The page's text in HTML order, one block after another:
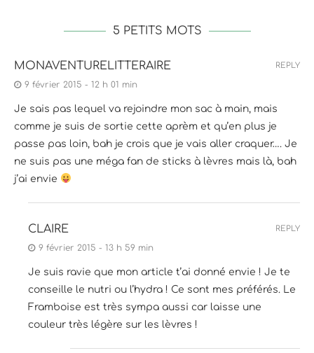
5 PETITS MOTS
MONAVENTURELITTERAIRE
9 février 2015 - 12 h 01 min
Je sais pas lequel va rejoindre mon sac à main, mais
comme je suis de sortie cette aprèm et qu’en plus je
passe pas loin, bah je crois que je vais aller craquer…. Je
ne suis pas une méga fan de sticks à lèvres mais là, bah
j’ai envie
REPLY
CLAIRE
9 février 2015 - 13 h 59 min
Je suis ravie que mon article t’ai donné envie ! Je te
conseille le nutri ou l’hydra ! Ce sont mes préférés. Le
Framboise est très sympa aussi car laisse une
couleur très légère sur les lèvres !
REPLY